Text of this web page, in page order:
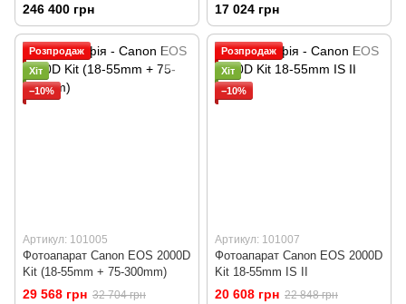
246 400 грн 17 024 грн
Розпродаж
Хіт
−10%
Артикул: 101005
Фотоапарат Canon EOS 2000D
Kit (18-55mm + 75-300mm)
29 568 грн 32 704 грн
Розпродаж
Хіт
−10%
Артикул: 101007
Фотоапарат Canon EOS 2000D
Kit 18-55mm IS II
20 608 грн 22 848 грн